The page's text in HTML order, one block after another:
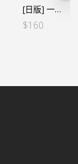
[日版] 一番くじ -EX士魂ノ系譜- G賞色紙 (全8種)
$160